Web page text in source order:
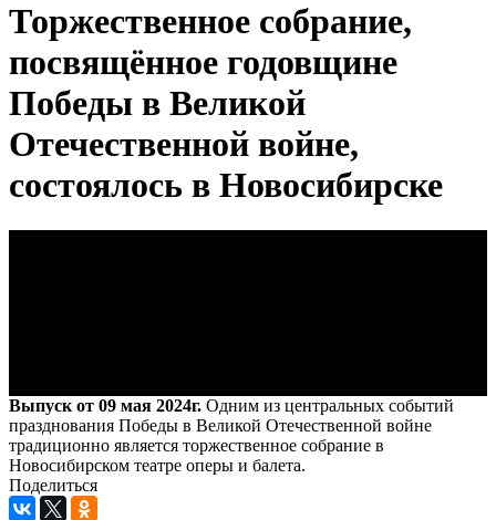
Торжественное собрание,
посвящённое годовщине
Победы в Великой
Отечественной войне,
состоялось в Новосибирске
Выпуск от 09 мая 2024г. Одним из центральных событий
празднования Победы в Великой Отечественной войне
традиционно является торжественное собрание в
Новосибирском театре оперы и балета.
Поделиться